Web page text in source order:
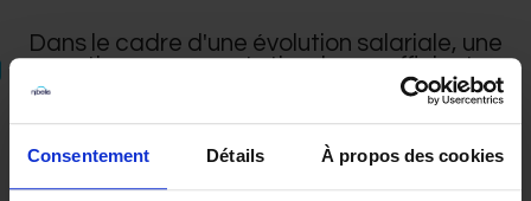
Consentement Détails À propos des cookies
Dans le cadre d'une évolution salariale, une
promotion ou une mutation, les coefficients ou
charges sociales changent, ainsi, cette
fonctionnalité permet d'avoir une vision du
cette promotion.